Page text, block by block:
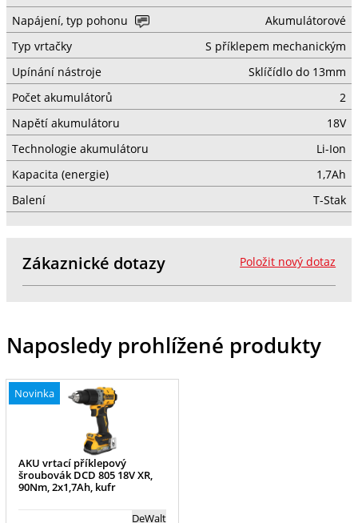
Napájení, typ pohonu
Akumulátorové
Typ vrtačky
S příklepem mechanickým
Upínání nástroje
Sklíčídlo do 13mm
Počet akumulátorů
2
Napětí akumulátoru
18V
Technologie akumulátoru
Li-Ion
Kapacita (energie)
1,7Ah
Balení
T-Stak
Položit nový dotaz
Zákaznické dotazy
Naposledy prohlížené produkty
Novinka
AKU vrtací příklepový
šroubovák DCD 805 18V XR,
90Nm, 2x1,7Ah, kufr
DeWalt